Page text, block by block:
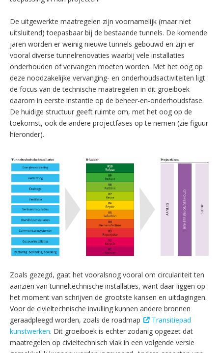
De uitgewerkte maatregelen zijn voornamelijk (maar niet
uitsluitend) toepasbaar bij de bestaande tunnels. De komende
jaren worden er weinig nieuwe tunnels gebouwd en zijn er
vooral diverse tunnelrenovaties waarbij vele installaties
onderhouden of vervangen moeten worden. Met het oog op
deze noodzakelijke vervanging- en onderhoudsactiviteiten ligt
de focus van de technische maatregelen in dit groeiboek
daarom in eerste instantie op de beheer-en-onderhoudsfase.
De huidige structuur geeft ruimte om, met het oog op de
toekomst, ook de andere projectfases op te nemen (zie figuur
hieronder).
Zoals gezegd, gaat het vooralsnog vooral om circulariteit ten
aanzien van tunneltechnische installaties, want daar liggen op
het moment van schrijven de grootste kansen en uitdagingen.
Voor de civieltechnische invulling kunnen andere bronnen
geraadpleegd worden, zoals de roadmap
Transitiepad
kunstwerken. Dit groeiboek is echter zodanig opgezet dat
maatregelen op civieltechnisch vlak in een volgende versie